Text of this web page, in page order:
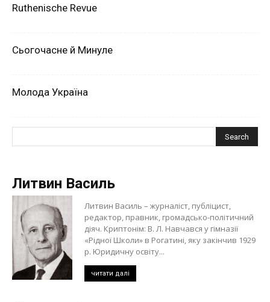
Ruthenische Revue
Сьогочасне й Минуле
Молода Україна
Литвин Василь
Литвин Василь – журналіст, публіцист,
редактор, правник, громадсько-політичний
діяч. Криптонім: В. Л. Навчався у гімназії
«Рідної Школи» в Рогатині, яку закінчив 1929
р. Юридичну освіту...
читати далі